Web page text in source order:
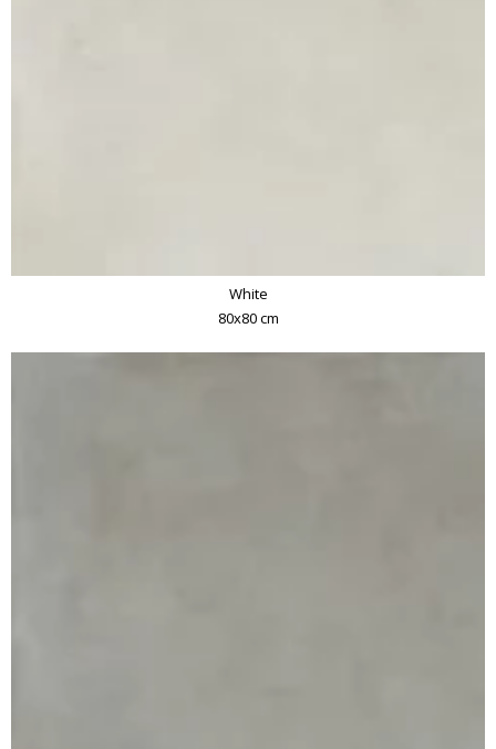
White
80x80 cm